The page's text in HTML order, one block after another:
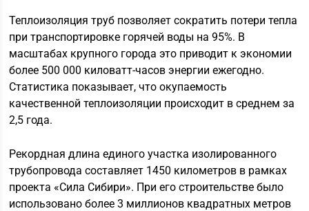
Теплоизоляция труб позволяет сократить потери тепла
при транспортировке горячей воды на 95%. В
масштабах крупного города это приводит к экономии
более 500 000 киловатт-часов энергии ежегодно.
Статистика показывает, что окупаемость
качественной теплоизоляции происходит в среднем за
2,5 года.
Рекордная длина единого участка изолированного
трубопровода составляет 1450 километров в рамках
проекта «Сила Сибири». При его строительстве было
использовано более 3 миллионов квадратных метров